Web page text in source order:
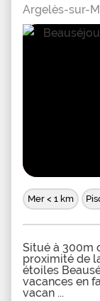
Argelès-sur-
Mer < 1 km
Situé à 300m
proximité de
étoiles
vacances en
vacan